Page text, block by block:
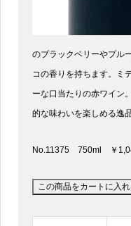
のブラックベリーやプル
コの香りを持ちます。ミ
ーな口当たりの赤ワイン
的な味わいを楽しめる逸品
No.11375 750ml ￥